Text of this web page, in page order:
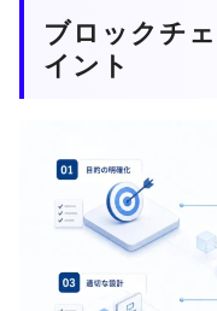
ブロックチ
イント